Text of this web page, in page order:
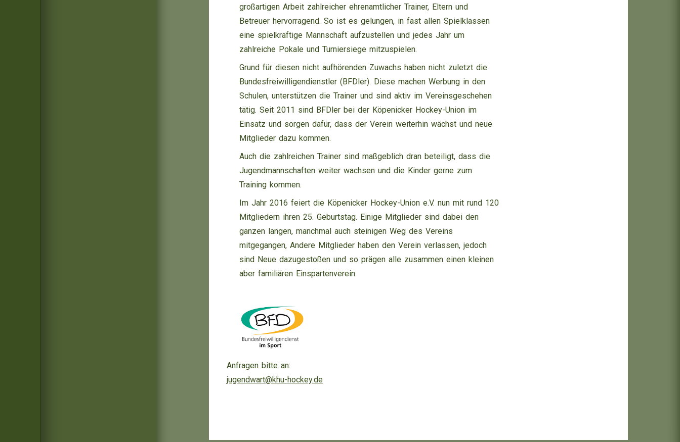
großartigen Arbeit zahlreicher ehrenamtlicher Trainer, Eltern und
Betreuer hervorragend. So ist es gelungen, in fast allen Spielklassen
eine spielkräftige Mannschaft aufzustellen und jedes Jahr um
zahlreiche Pokale und Turniersiege mitzuspielen.
Grund für diesen nicht aufhörenden Zuwachs haben nicht zuletzt die
Bundesfreiwilligendienstler (BFDler). Diese machen Werbung in den
Schulen, unterstützen die Trainer und sind aktiv im Vereinsgeschehen
tätig. Seit 2011 sind BFDler bei der Köpenicker Hockey-Union im
Einsatz und sorgen dafür, dass der Verein weiterhin wächst und neue
Mitglieder dazu kommen.
Auch die zahlreichen Trainer sind maßgeblich dran beteiligt, dass die
Jugendmannschaften weiter wachsen und die Kinder gerne zum
Training kommen.
Im Jahr 2016 feiert die Köpenicker Hockey-Union e.V. nun mit rund 120
Mitgliedern ihren 25. Geburtstag. Einige Mitglieder sind dabei den
ganzen langen, manchmal auch steinigen Weg des Vereins
mitgegangen, Andere Mitglieder haben den Verein verlassen, jedoch
sind Neue dazugestoßen und so prägen alle zusammen einen kleinen
aber familiären Einspartenverein.
Anfragen bitte an:
jugendwart@khu-hockey.de